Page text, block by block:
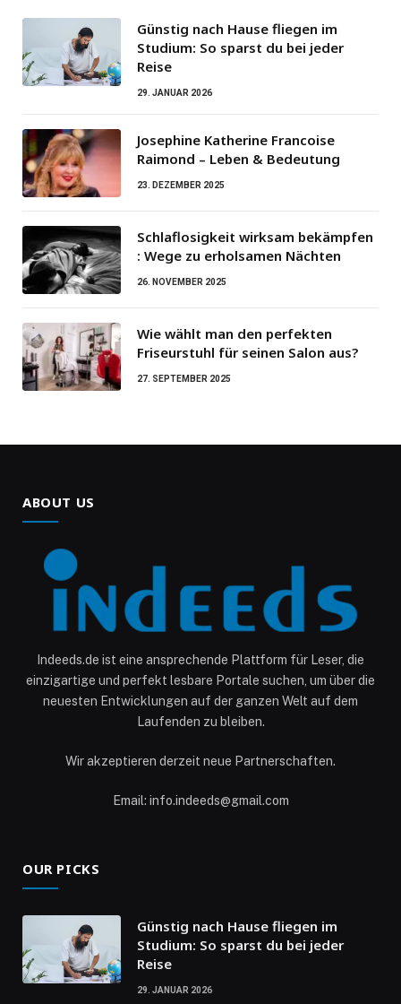
Günstig nach Hause fliegen im
Studium: So sparst du bei jeder
Reise
29. JANUAR 2026
Josephine Katherine Francoise
Raimond – Leben & Bedeutung
23. DEZEMBER 2025
Schlaflosigkeit wirksam bekämpfen
: Wege zu erholsamen Nächten
26. NOVEMBER 2025
Wie wählt man den perfekten
Friseurstuhl für seinen Salon aus?
27. SEPTEMBER 2025
ABOUT US
Indeeds.de ist eine ansprechende Plattform für Leser, die
einzigartige und perfekt lesbare Portale suchen, um über die
neuesten Entwicklungen auf der ganzen Welt auf dem
Laufenden zu bleiben.
Wir akzeptieren derzeit neue Partnerschaften.
Email: info.indeeds@gmail.com
OUR PICKS
Günstig nach Hause fliegen im
Studium: So sparst du bei jeder
Reise
29. JANUAR 2026